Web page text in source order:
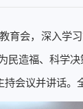
会，深入学
造福、科学
会议并讲话。